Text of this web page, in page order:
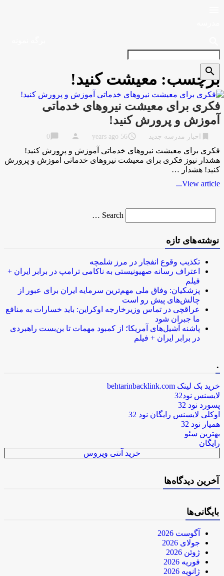
برچسب: معیشت کنید!
فکری برای معیشت نیروهای خدماتی
آموزش و پرورش کنید!
اخبار مدرسه جدید access_time
56 years ago
person
chat_bubble
فکری برای معیشت نیروهای خدماتی آموزش و پرورش کنید!
هشدار نیوز فکری برای معیشت نیروهای خدماتی آموزش و پرورش
کنید! هشدار …
View article...
for
Search …
search
نوشته‌های تازه
تکذیب وقوع انفجار در مرز شلمچه
اعتراف رسانه صهیونیستی به ناکامی ترامپ در برابر ایران +
فیلم
پزشکیان: وفاق ملی مهم‌ترین سرمایه ایران برای عبور از
چالش‌های پیش رو است
عراقچی در تماس وزیرخارجه اوکراین: باید خسارات به منافع
ما جبران شود
پاشنه آشیل‌های آمریکا؛ از کمبود مهمات تا بن‌بست راهبردی
در برابر ایران + فیلم
خرید بک لینک behtarinbacklink.com
لایسنس نود32
پسورد نود 32
اوکلی لایسنس رایگان نود 32
همیار نود 32
بهترین سئو
رایگان
خرید آنتی ویروس
آخرین دیدگاه‌ها
بایگانی‌ها
آگوست 2026
جولای 2026
ژوئن 2026
فوریه 2026
ژانویه 2026